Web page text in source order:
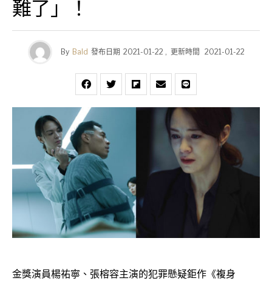
難了」！
By Bald 發布日期 2021-01-22 , 更新時間 2021-01-22
金獎演員楊祐寧、張榕容主演的犯罪懸疑鉅作《複身